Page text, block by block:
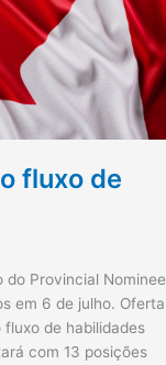
fluxo de
do Provincial Nominee
em 6 de julho. Oferta
de habilidades
com 13 posições